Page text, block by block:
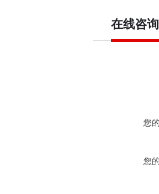
在线咨询
您
您